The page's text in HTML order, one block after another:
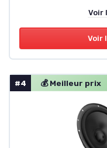
Voir
Voir
#4 💰 Meilleur prix